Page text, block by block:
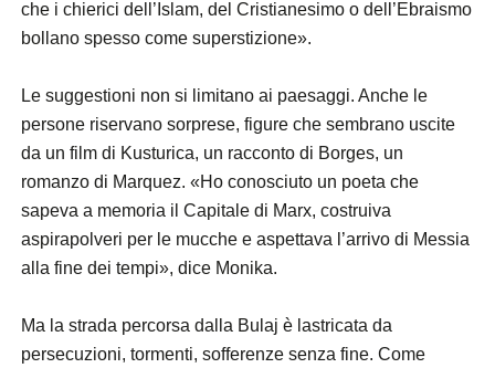
che i chierici dell’Islam, del Cristianesimo o dell’Ebraismo
bollano spesso come superstizione».
Le suggestioni non si limitano ai paesaggi. Anche le
persone riservano sorprese, figure che sembrano uscite
da un film di Kusturica, un racconto di Borges, un
romanzo di Marquez. «Ho conosciuto un poeta che
sapeva a memoria il Capitale di Marx, costruiva
aspirapolveri per le mucche e aspettava l’arrivo di Messia
alla fine dei tempi», dice Monika.
Ma la strada percorsa dalla Bulaj è lastricata da
persecuzioni, tormenti, sofferenze senza fine. Come